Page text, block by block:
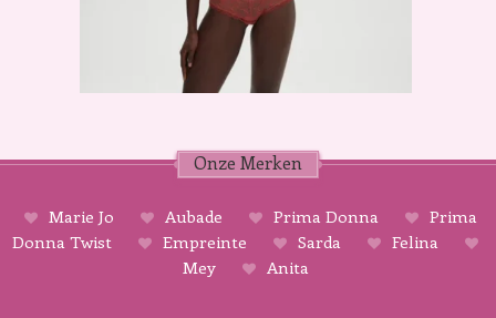
Onze Merken
Marie Jo Aubade Prima Donna
Prima
Donna Twist
Empreinte Sarda
Felina
Mey
Anita